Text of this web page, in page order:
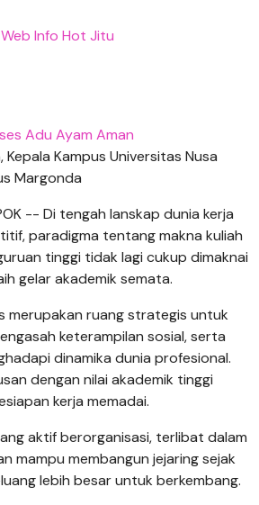
Web Info Hot Jitu
Adu Ayam Aman
Kepala Kampus Universitas Nusa
Margonda
-- Di tengah lanskap dunia kerja
paradigma tentang makna kuliah
tinggi tidak lagi cukup dimaknai
gelar akademik semata.
merupakan ruang strategis untuk
keterampilan sosial, serta
dinamika dunia profesional.
dengan nilai akademik tinggi
kerja memadai.
aktif berorganisasi, terlibat dalam
mampu membangun jejaring sejak
lebih besar untuk berkembang.